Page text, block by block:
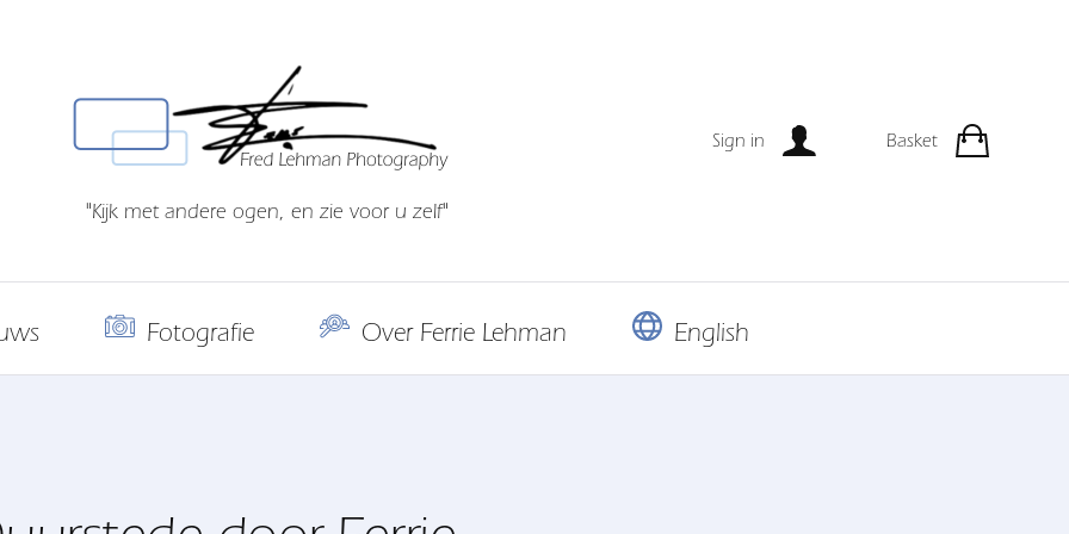
"Kijk met andere ogen, en zie voor u zelf"
Sign in Basket
Fotografie Over Ferrie Lehman English